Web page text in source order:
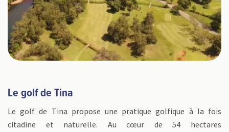
Le golf de Tina
Le golf de Tina propose une pratique golfique à la fois
citadine et naturelle. Au cœur de 54 hectares